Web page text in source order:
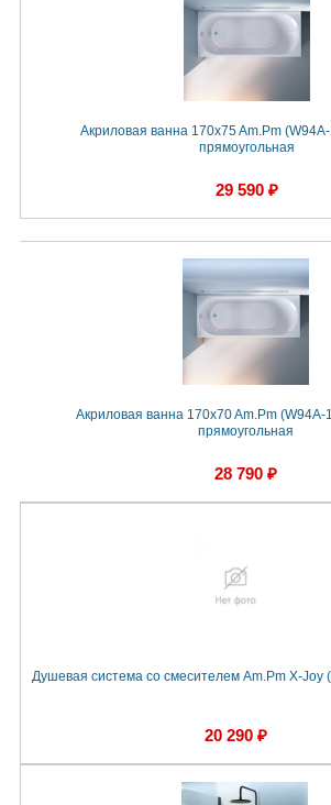
Акриловая ванна 170x75 Am.Pm
прямоугольная
29 590 ₽
Акриловая ванна 170x70 Am.Pm (W94A-
прямоугольная
28 790 ₽
Душевая система со смесителем Am.Pm X-Joy
20 290 ₽